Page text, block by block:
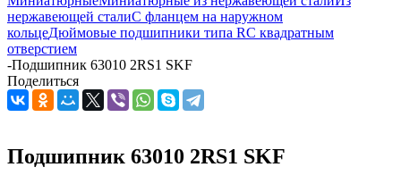
нержавеющей сталиС фланцем на наружном
кольцеДюймовые подшипники типа RС квадратным
отверстием
-Подшипник 63010 2RS1 SKF
Поделиться
Подшипник 63010 2RS1 SKF